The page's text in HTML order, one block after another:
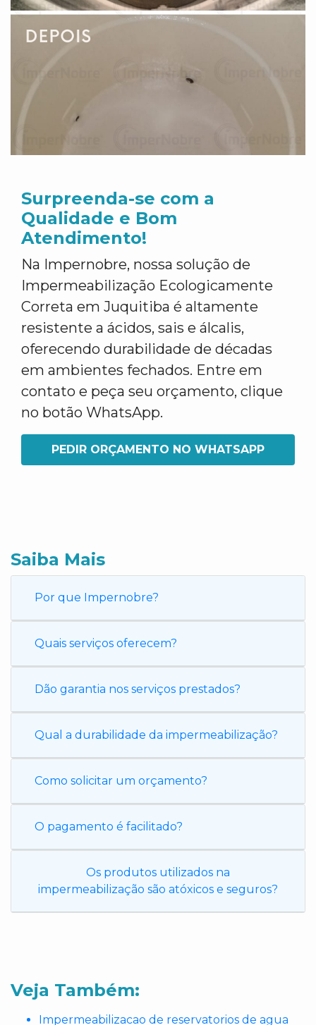
Surpreenda-se com a
Qualidade e Bom
Atendimento!
Na Impernobre, nossa solução de
Impermeabilização Ecologicamente
Correta em Juquitiba é altamente
resistente a ácidos, sais e álcalis,
oferecendo durabilidade de décadas
em ambientes fechados. Entre em
contato e peça seu orçamento, clique
no botão WhatsApp.
PEDIR ORÇAMENTO NO WHATSAPP
Saiba Mais
Por que Impernobre?
Quais serviços oferecem?
Dão garantia nos serviços prestados?
Qual a durabilidade da impermeabilização?
Como solicitar um orçamento?
O pagamento é facilitado?
Os produtos utilizados na
impermeabilização são atóxicos e seguros?
Veja Também:
Impermeabilizacao de reservatorios de agua